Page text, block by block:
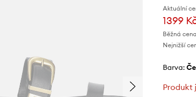
Aktuální
1399
Běžná
Nejnižší
Barva:
Produkt